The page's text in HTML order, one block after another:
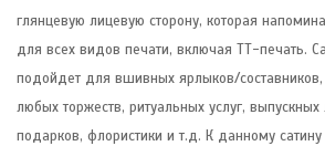
глянцевую лицевую сторону, которая
для всех видов печати, включая ТТ-печать.
подойдет для вшивных ярлыков/
любых торжеств, ритуальных услуг,
подарков, флористики и т.д. К данному